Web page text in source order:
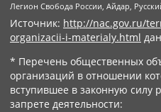
Легион Свобода России, Айдар,
Источник: http://nac.gov.ru/
organizacii-i-materialy.html
* Перечень общественных
организаций в отношении
вступившее в законную силу
запрете деятельности: